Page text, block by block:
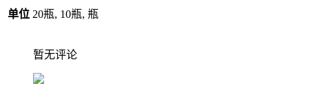
单位 20瓶, 10瓶, 瓶
暂无评论